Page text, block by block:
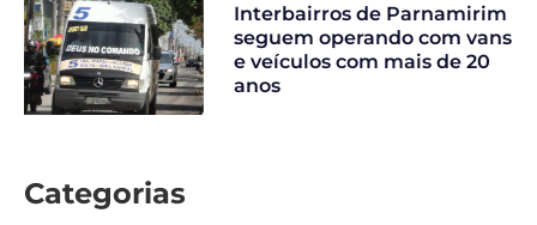
Interbairros de Parnamirim
seguem operando com vans
e veículos com mais de 20
anos
Categorias